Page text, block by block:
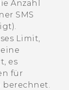
Anzahl
SMS
Limit,
es
für
berechnet.